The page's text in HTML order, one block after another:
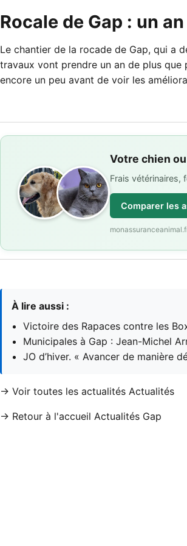
Rocale de Gap : un
Le chantier de la rocade de Gap, qui a
travaux vont prendre un an de plus
encore un peu avant de voir les
Votre chien
Frais vétérinaires,
Comparer les
À lire aussi :
Victoire des Rapaces contre les
Municipales à Gap : Jean-Michel
JO d’hiver. « Avancer de manière
→ Voir toutes les actualités Actualités
→ Retour à l'accueil Actualités Gap